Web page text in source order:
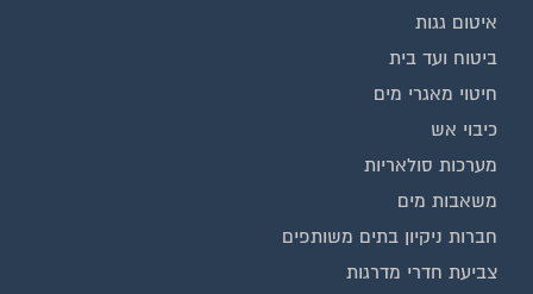
איטום גגות
ביטוח ועד בית
חיטוי מאגרי מים
כיבוי אש
מערכות סולאריות
משאבות מים
חברות ניקיון בתים משותפים
צביעת חדרי מדרגות